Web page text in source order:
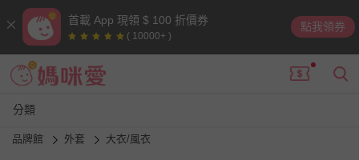
首載 App 現領 $ 100 折價券
( 10000+ )
點我領券
分類
品牌館 外套 大衣/風衣